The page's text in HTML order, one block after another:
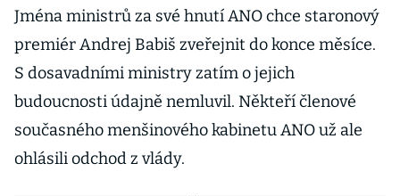
Jména ministrů za své hnutí ANO chce staronový
premiér Andrej Babiš zveřejnit do konce měsíce.
S dosavadními ministry zatím o jejich
budoucnosti údajně nemluvil. Někteří členové
současného menšinového kabinetu ANO už ale
ohlásili odchod z vlády.